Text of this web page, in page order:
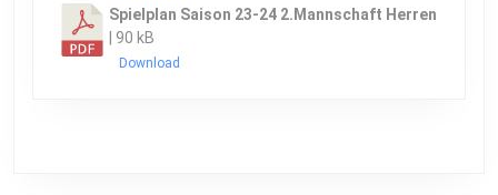
Spielplan Saison 23-24 2.Mannschaft Herren
| 90 kB
Download